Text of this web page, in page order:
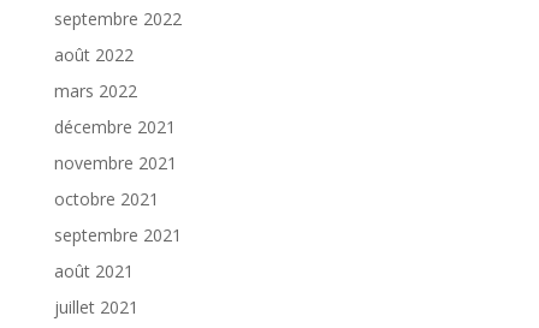
septembre 2022
août 2022
mars 2022
décembre 2021
novembre 2021
octobre 2021
septembre 2021
août 2021
juillet 2021